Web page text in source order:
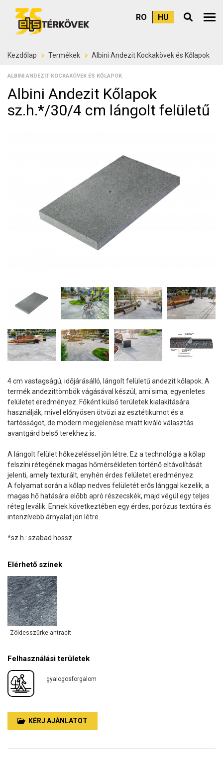
RO HU
Kezdőlap Termékek Albini Andezit Kockakövek és Kőlapok
ALBINI ANDEZIT KOCKAKÖVEK ÉS KŐLAPOK
Albini Andezit Kőlapok
sz.h.*/30/4 cm lángolt felületű
4 cm vastagságú, időjárásálló, lángolt felületű andezit kőlapok. A
termék andezittömbök vágásával készül, ami sima, egyenletes
felületet eredményez. Főként külső területek kialakítására
használják, mivel előnyösen ötvözi az esztétikumot és a
tartósságot, de modern megjelenése miatt kiváló választás
avantgárd belső terekhez is.
A lángolt felület hőkezeléssel jön létre. Ez a technológia a kőlap
felszíni rétegének magas hőmérsékleten történő eltávolítását
jelenti, amely texturált, enyhén érdes felületet eredményez.
A folyamat során a kőlap nedves felületét erős lánggal kezelik, a
magas hő hatására előbb apró részecskék, majd végül egy teljes
réteg leválik. Ennek következtében egy érdes, porózus textúra és
intenzívebb árnyalat jön létre.
*sz.h.: szabad hossz
Elérhető színek
Zöldesszürke-antracit
Felhasználási területek
gyalogosforgalom
KÉRJ AJÁNLATOT